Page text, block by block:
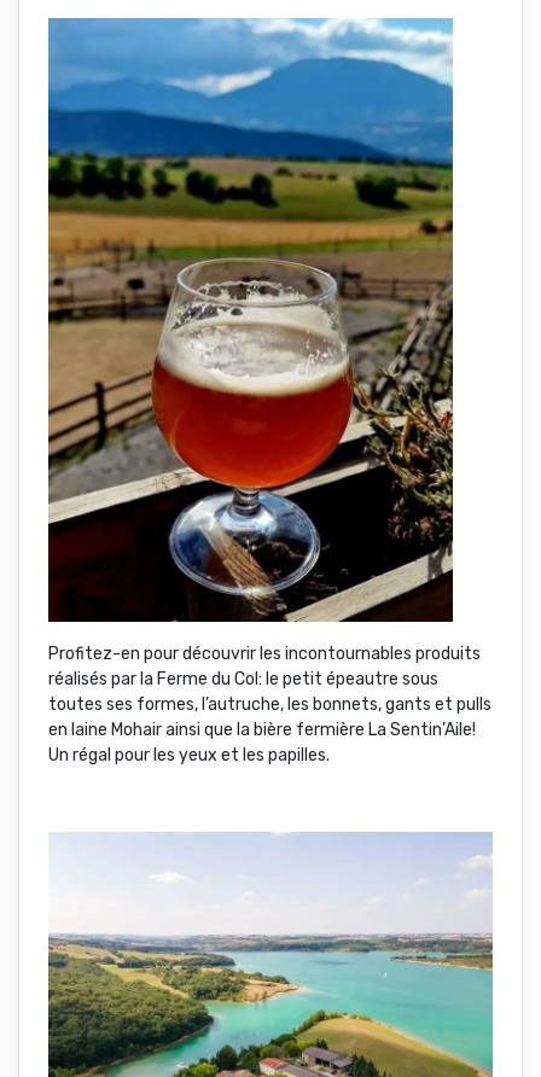
Profitez-en pour découvrir les incontournables produits
réalisés par la Ferme du Col: le petit épeautre sous
toutes ses formes, l’autruche, les bonnets, gants et pulls
en laine Mohair ainsi que la bière fermière La Sentin’Aile!
Un régal pour les yeux et les papilles.